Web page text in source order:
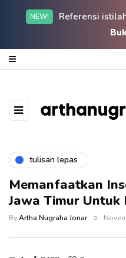
NEW!
Referensi
tulisan lepas
Memanfaatkan
Jawa Timur Untuk
ByArtha Nugraha Jonar